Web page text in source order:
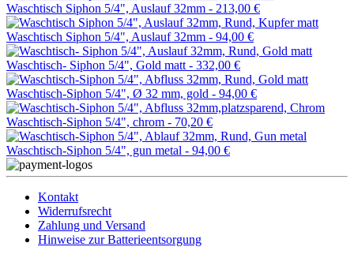
Waschtisch Siphon 5/4", Auslauf 32mm - 213,00 €
Waschtisch Siphon 5/4", Auslauf 32mm - 94,00 €
Waschtisch- Siphon 5/4", Gold matt - 332,00 €
Waschtisch-Siphon 5/4", Ø 32 mm, gold - 94,00 €
Waschtisch-Siphon 5/4", chrom - 70,20 €
Waschtisch-Siphon 5/4", gun metal - 94,00 €
Kontakt
Widerrufsrecht
Zahlung und Versand
Hinweise zur Batterieentsorgung